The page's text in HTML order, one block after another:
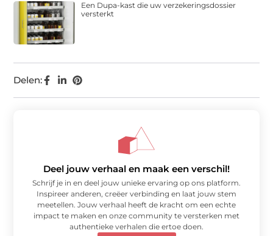
Delen:
Een Dupa-kast die uw verzekeringsdossier
versterkt
Deel jouw verhaal en maak een verschil!
Schrijf je in en deel jouw unieke ervaring op ons platform.
Inspireer anderen, creëer verbinding en laat jouw stem
meetellen. Jouw verhaal heeft de kracht om een echte
impact te maken en onze community te versterken met
authentieke verhalen die ertoe doen.